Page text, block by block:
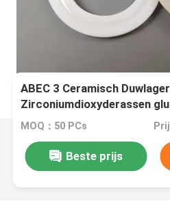
ABEC 3 Ceramisch
Zirconiumdioxyderassen
MOQ：50 PCs
Beste prijs